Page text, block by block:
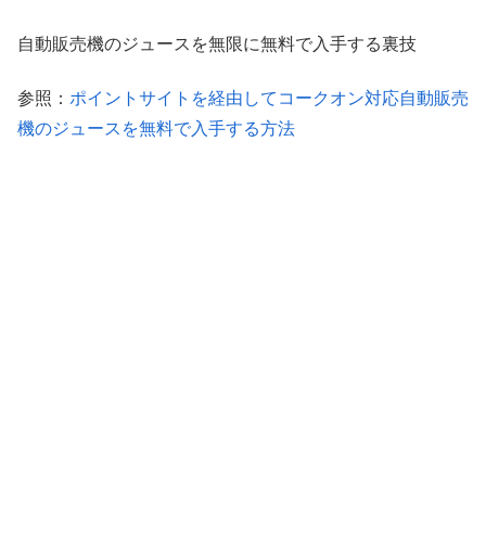
自動販売機のジュースを無限に無料で入手する裏技
参照： ポイントサイトを経由してコークオン対応自動販売
機のジュースを無料で入手する方法